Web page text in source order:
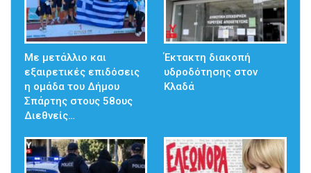
Με μετάλλιο και
εξαιρετικές επιδόσεις
η ομάδα του Δήμου
Σπάρτης στους 58ους
Διεθνείς…
Έκτακτη διακοπή
υδροδότησης στον
Κλαδά